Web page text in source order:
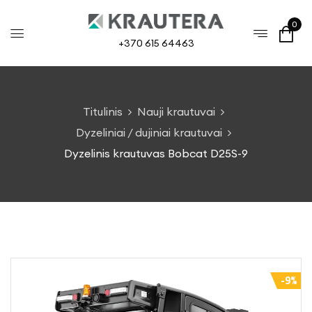
+370 615 64463
0
Titulinis
Nauji krautuvai
Dyzeliniai / dujiniai krautuvai
Dyzelinis krautuvas Bobcat D25S-9
-9%